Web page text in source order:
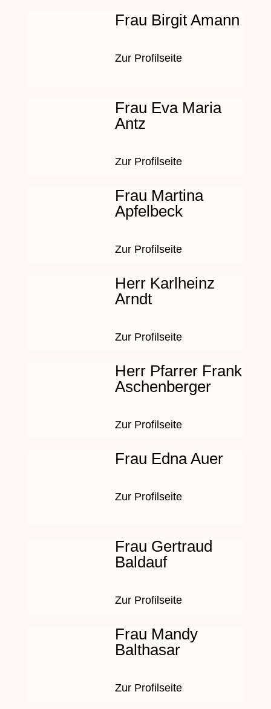
Frau Birgit Amann
Zur Profilseite
Frau Eva Maria
Antz
Zur Profilseite
Frau Martina
Apfelbeck
Zur Profilseite
Herr Karlheinz
Arndt
Zur Profilseite
Herr Pfarrer Frank
Aschenberger
Zur Profilseite
Frau Edna Auer
Zur Profilseite
Frau Gertraud
Baldauf
Zur Profilseite
Frau Mandy
Balthasar
Zur Profilseite